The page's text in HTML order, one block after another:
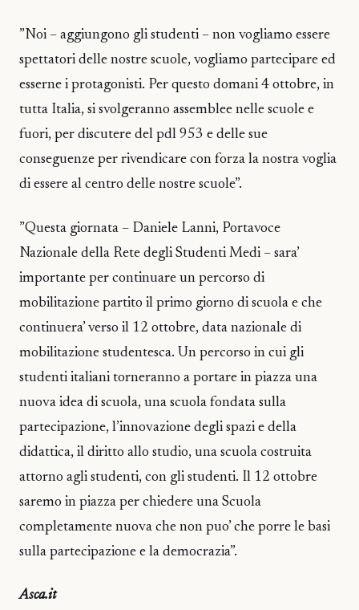
”Noi – aggiungono gli studenti – non vogliamo essere
spettatori delle nostre scuole, vogliamo partecipare ed
esserne i protagonisti. Per questo domani 4 ottobre, in
tutta Italia, si svolgeranno assemblee nelle scuole e
fuori, per discutere del pdl 953 e delle sue
conseguenze per rivendicare con forza la nostra voglia
di essere al centro delle nostre scuole”.
”Questa giornata – Daniele Lanni, Portavoce
Nazionale della Rete degli Studenti Medi – sara’
importante per continuare un percorso di
mobilitazione partito il primo giorno di scuola e che
continuera’ verso il 12 ottobre, data nazionale di
mobilitazione studentesca. Un percorso in cui gli
studenti italiani torneranno a portare in piazza una
nuova idea di scuola, una scuola fondata sulla
partecipazione, l’innovazione degli spazi e della
didattica, il diritto allo studio, una scuola costruita
attorno agli studenti, con gli studenti. Il 12 ottobre
saremo in piazza per chiedere una Scuola
completamente nuova che non puo’ che porre le basi
sulla partecipazione e la democrazia”.
Asca.it